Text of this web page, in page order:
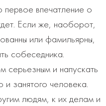
первое впечатление о
Если же, наоборот,
или фамильярны,
собеседника.
серьезным и напускать
и занятого человека.
людям, к их делам и